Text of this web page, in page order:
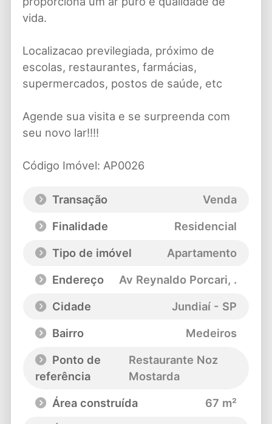
vida.
Localizacao previlegiada, próximo de
escolas, restaurantes, farmácias,
supermercados, postos de saúde, etc
Agende sua visita e se surpreenda com
seu novo lar!!!!
Código Imóvel: AP0026
Transação
Venda
Finalidade
Residencial
Tipo de imóvel
Apartamento
Endereço
Av Reynaldo Porcari, .
Cidade
Jundiaí - SP
Bairro
Medeiros
Ponto de
referência
Restaurante Noz
Mostarda
Área construída
67 m²